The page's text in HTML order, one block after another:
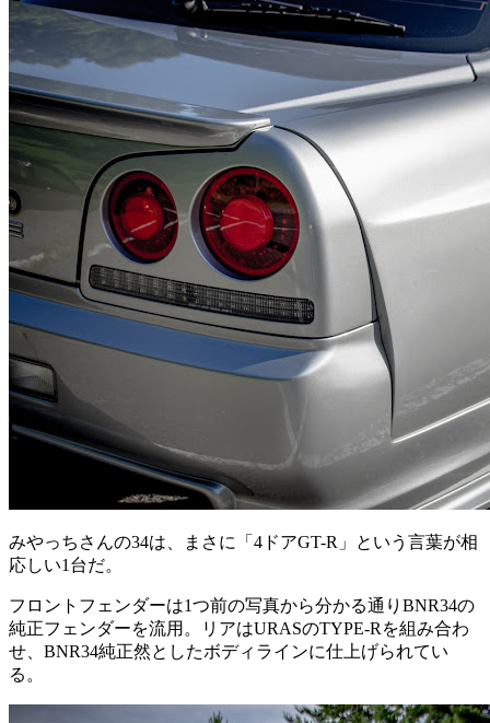
みやっちさんの34は、まさに「4ドアGT-R」という言葉が相
応しい1台だ。
フロントフェンダーは1つ前の写真から分かる通りBNR34の
純正フェンダーを流用。リアはURASのTYPE-Rを組み合わ
せ、BNR34純正然としたボディラインに仕上げられてい
る。